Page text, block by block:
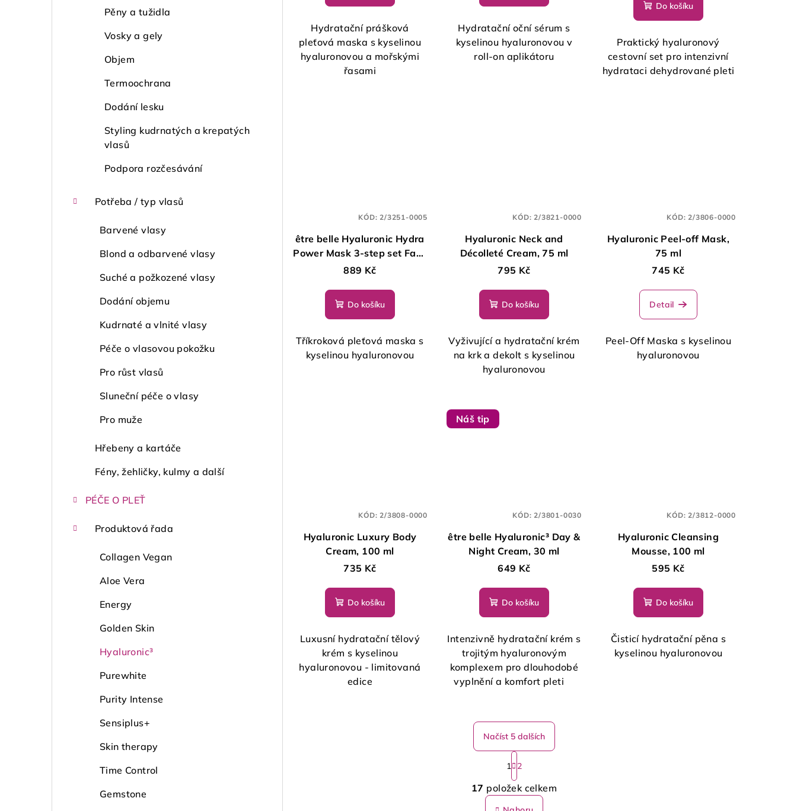
Pěny a tužidla
Vosky a gely
Objem
Termoochrana
Dodání lesku
Styling kudrnatých a krepatých
vlasů
Podpora rozčesávání
Potřeba / typ vlasů
Barvené vlasy
Blond a odbarvené vlasy
Suché a požkozené vlasy
Dodání objemu
Kudrnaté a vlnité vlasy
Péče o vlasovou pokožku
Pro růst vlasů
Sluneční péče o vlasy
Pro muže
Hřebeny a kartáče
Fény, žehličky, kulmy a další
PÉČE O PLEŤ
Produktová řada
Collagen Vegan
Aloe Vera
Energy
Golden Skin
Hyaluronic³
Purewhite
Purity Intense
Sensiplus+
Skin therapy
Time Control
Gemstone
Hydratační prášková
pleťová maska s kyselinou
hyaluronovou a mořskými
řasami
Hydratační oční sérum s
kyselinou hyaluronovou v
roll-on aplikátoru
Do košíku
Praktický hyaluronový
cestovní set pro intenzivní
hydrataci dehydrované pleti
être belle Hyaluronic Hydra
Power Mask 3-step set Face
Care, 5 ks
889 Kč
Do košíku
Tříkroková pleťová maska s
kyselinou hyaluronovou
KÓD:2/3251-0005
Hyaluronic Neck and
Décolleté Cream, 75 ml
795 Kč
Do košíku
Vyživující a hydratační krém
na krk a dekolt s kyselinou
hyaluronovou
KÓD:2/3821-0000
Hyaluronic Peel-off Mask,
75 ml
745 Kč
Detail
Peel-Off Maska s kyselinou
hyaluronovou
KÓD:2/3806-0000
Hyaluronic Luxury Body
Cream, 100 ml
735 Kč
Do košíku
Luxusní hydratační tělový
krém s kyselinou
hyaluronovou - limitovaná
edice
KÓD:2/3808-0000
Náš tip
être belle Hyaluronic³ Day &
Night Cream, 30 ml
649 Kč
Do košíku
Intenzivně hydratační krém s
trojitým hyaluronovým
komplexem pro dlouhodobé
vyplnění a komfort pleti
KÓD:2/3801-0030
Hyaluronic Cleansing
Mousse, 100 ml
595 Kč
Do košíku
Čisticí hydratační pěna s
kyselinou hyaluronovou
KÓD:2/3812-0000
O
v
Načíst 5 dalších
S
t
r
á
1 2
17 položek celkem